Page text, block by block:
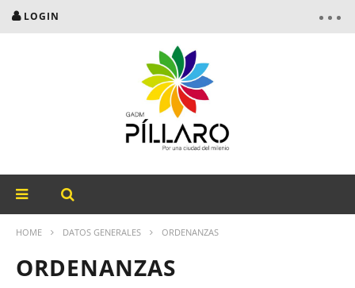
LOGIN
HOME DATOS GENERALES ORDENANZAS
ORDENANZAS